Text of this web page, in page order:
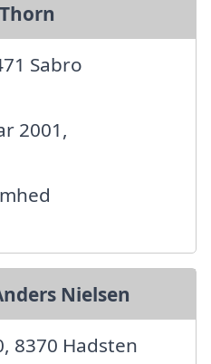
Sabro
2001,
Nielsen
8370 Hadsten